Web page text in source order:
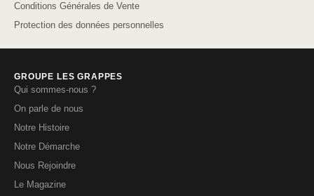
Conditions Générales de Vente
Protection des données personnelles
GROUPE LES GRAPPES
Qui sommes-nous ?
On parle de nous
Notre Histoire
Notre Démarche
Nous Rejoindre
Le Magazine